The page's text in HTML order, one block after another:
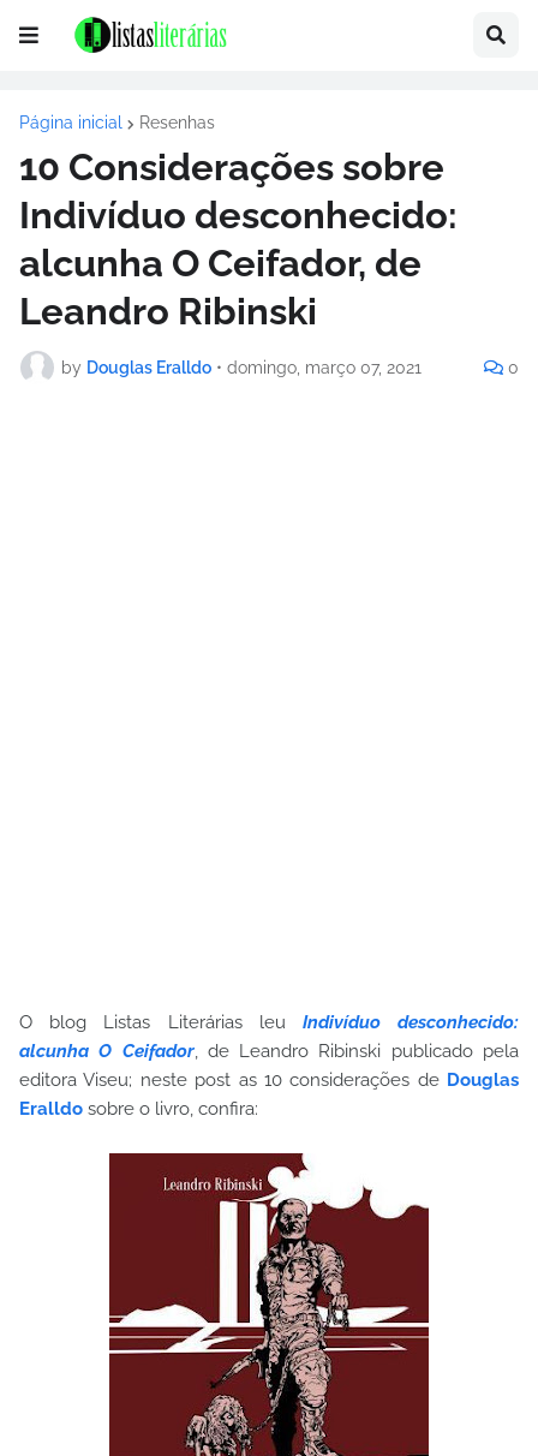
Página inicial Resenhas
10 Considerações sobre
Indivíduo desconhecido:
alcunha O Ceifador, de
Leandro Ribinski
by Douglas Eralldo • domingo, março 07, 2021 0
O blog Listas Literárias leu Indivíduo desconhecido:
alcunha O Ceifador, de Leandro Ribinski publicado pela
editora Viseu; neste post as 10 considerações deDouglas
Eralldo sobre o livro, confira: